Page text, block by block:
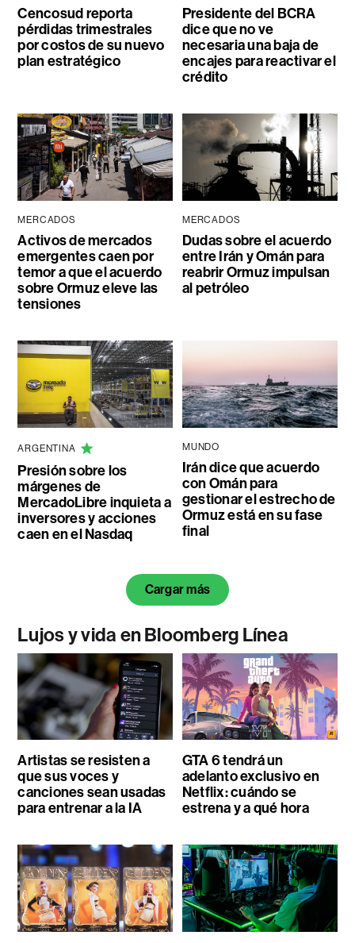
Cencosud reporta
pérdidas trimestrales
por costos de su nuevo
plan estratégico
Presidente del BCRA
dice que no ve
necesaria una baja de
encajes para reactivar el
crédito
MERCADOS
Activos de mercados
emergentes caen por
temor a que el acuerdo
sobre Ormuz eleve las
tensiones
MERCADOS
Dudas sobre el acuerdo
entre Irán y Omán para
reabrir Ormuz impulsan
al petróleo
ARGENTINA
Presión sobre los
márgenes de
MercadoLibre inquieta a
inversores y acciones
caen en el Nasdaq
MUNDO
Irán dice que acuerdo
con Omán para
gestionar el estrecho de
Ormuz está en su fase
final
Cargar más
Lujos y vida en Bloomberg Línea
Artistas se resisten a
que sus voces y
canciones sean usadas
para entrenar a la IA
GTA 6 tendrá un
adelanto exclusivo en
Netflix: cuándo se
estrena y a qué hora